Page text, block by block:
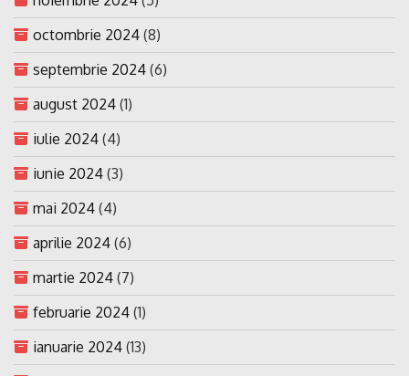
octombrie 2024 (8)
septembrie 2024 (6)
august 2024 (1)
iulie 2024 (4)
iunie 2024 (3)
mai 2024 (4)
aprilie 2024 (6)
martie 2024 (7)
februarie 2024 (1)
ianuarie 2024 (13)